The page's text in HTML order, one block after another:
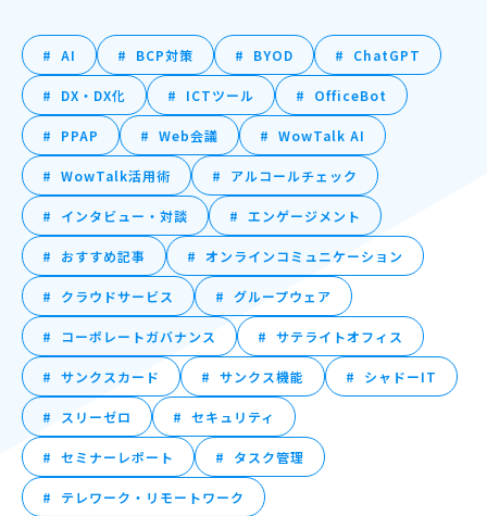
AI BCP対策 BYOD ChatGPT
DX・DX化 ICTツール OfficeBot
PPAP Web会議 WowTalk AI
WowTalk活用術 アルコールチェック
インタビュー・対談 エンゲージメント
おすすめ記事 オンラインコミュニケーション
クラウドサービス グループウェア
コーポレートガバナンス サテライトオフィス
サンクスカード サンクス機能 シャドーIT
スリーゼロ セキュリティ
セミナーレポート タスク管理
テレワーク・リモートワーク